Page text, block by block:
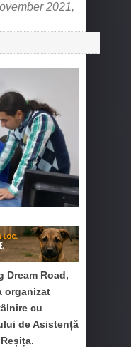
2021,
Dream Road,
organizat
cu
de Asistență